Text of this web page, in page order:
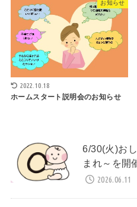
お知らせ
2022.10.18
ホームスタート説明会のお知らせ
6/30(火)お
まれ～を開
2026.06.11